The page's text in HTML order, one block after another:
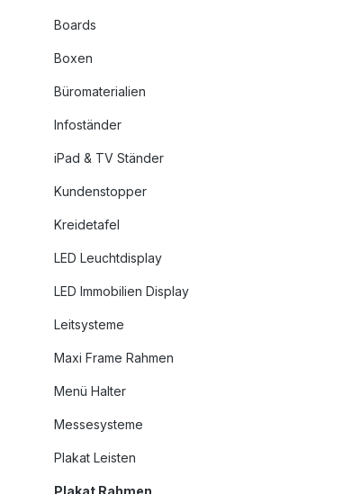
Boards
Boxen
Büromaterialien
Infoständer
iPad & TV Ständer
Kundenstopper
Kreidetafel
LED Leuchtdisplay
LED Immobilien Display
Leitsysteme
Maxi Frame Rahmen
Menü Halter
Messesysteme
Plakat Leisten
Plakat Rahmen